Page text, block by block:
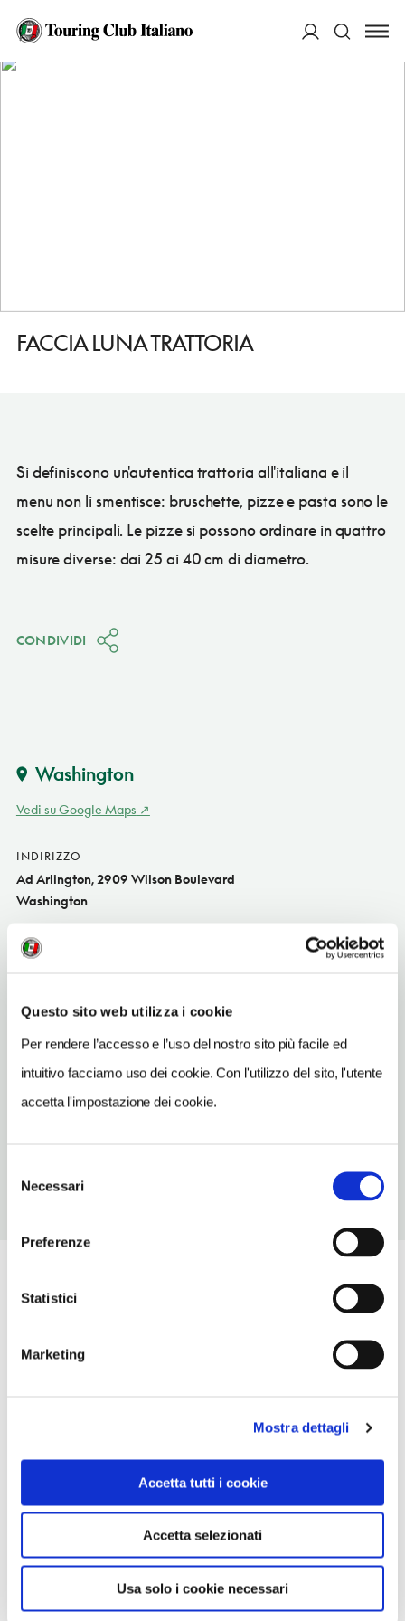
Questo sito web utilizza i cookie
Per rendere l’accesso e l’uso del nostro sito più facile ed
intuitivo facciamo uso dei cookie. Con l'utilizzo del sito, l'utente
accetta l'impostazione dei cookie.
delNecessari
Preferenze
Statistici
Marketing
Mostra dettagli
Accetta tutti i cookie
Accetta selezionati
Usa solo i cookie necessari
HOME
FACCIA LUNA TRATTORIA
FACCIA LUNA TRATTORIA
Si definiscono un'autentica trattoria all'italiana e il
menu non li smentisce: bruschette, pizze e pasta sono le
scelte principali. Le pizze si possono ordinare in quattro
misure diverse: dai 25 ai 40 cm di diametro.
CONDIVIDI
Washington
Vedi su Google Maps
INDIRIZZO
Ad Arlington, 2909 Wilson Boulevard
Washington
SITO WEB
www.faccialuna.com
7032763099
italiana